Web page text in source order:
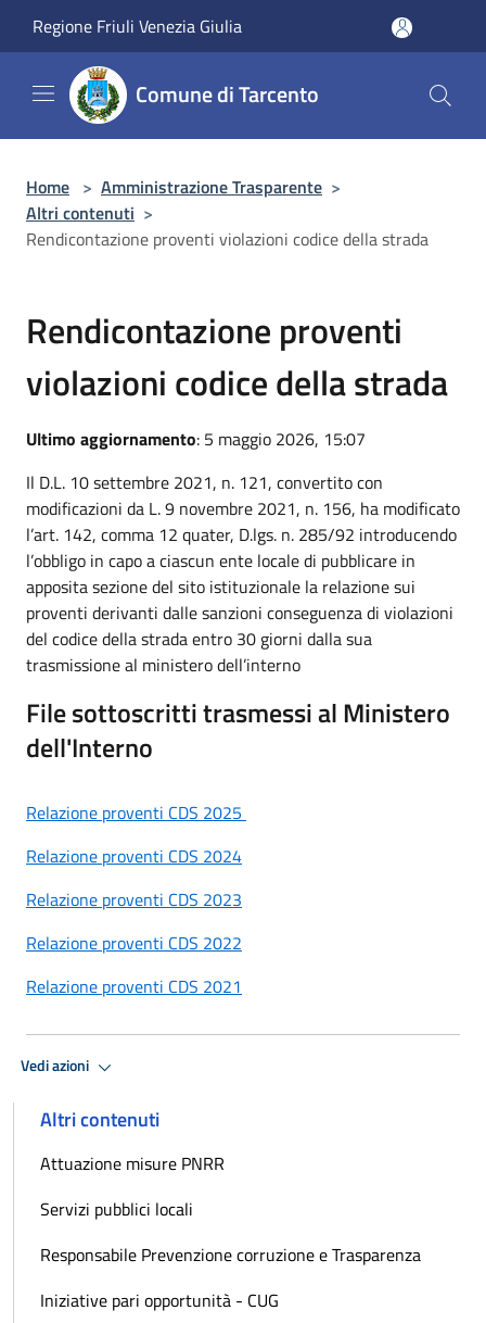
Regione Friuli Venezia Giulia
Comune di Tarcento
Home > Amministrazione Trasparente >
Altri contenuti >
Rendicontazione proventi violazioni codice della strada
Rendicontazione proventi
violazioni codice della strada
Ultimo aggiornamento: 5 maggio 2026, 15:07
Il D.L. 10 settembre 2021, n. 121, convertito con
modificazioni da L. 9 novembre 2021, n. 156, ha modificato
l’art. 142, comma 12 quater, D.lgs. n. 285/92 introducendo
l’obbligo in capo a ciascun ente locale di pubblicare in
apposita sezione del sito istituzionale la relazione sui
proventi derivanti dalle sanzioni conseguenza di violazioni
del codice della strada entro 30 giorni dalla sua
trasmissione al ministero dell’interno
File sottoscritti trasmessi al Ministero
dell'Interno
Relazione proventi CDS 2025
Relazione proventi CDS 2024
Relazione proventi CDS 2023
Relazione proventi CDS 2022
Relazione proventi CDS 2021
Vedi azioni
Altri contenuti
Attuazione misure PNRR
Servizi pubblici locali
Responsabile Prevenzione corruzione e Trasparenza
Iniziative pari opportunità - CUG